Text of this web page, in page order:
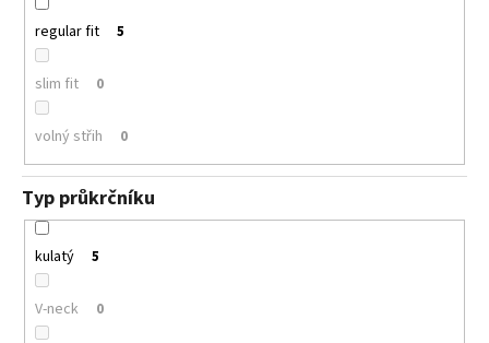
regular fit 5
slim fit 0
volný střih 0
Typ průkrčníku
kulatý 5
V-neck 0